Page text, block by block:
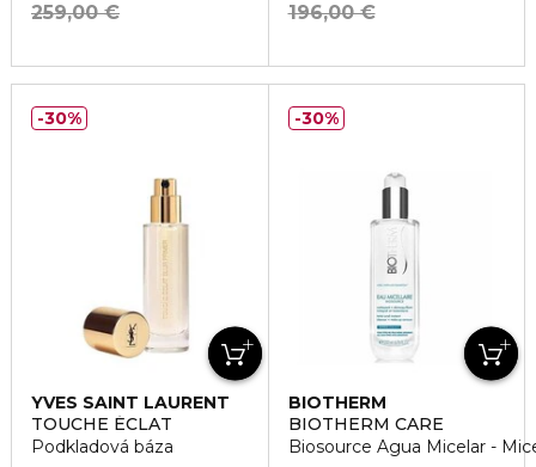
259,00 €
196,00 €
YVES SAINT LAURENT
TOUCHE ÉCLAT
Podkladová báza
30%
BIOTHERM
BIOTHERM CARE
Biosource Agua Micelar -
30%